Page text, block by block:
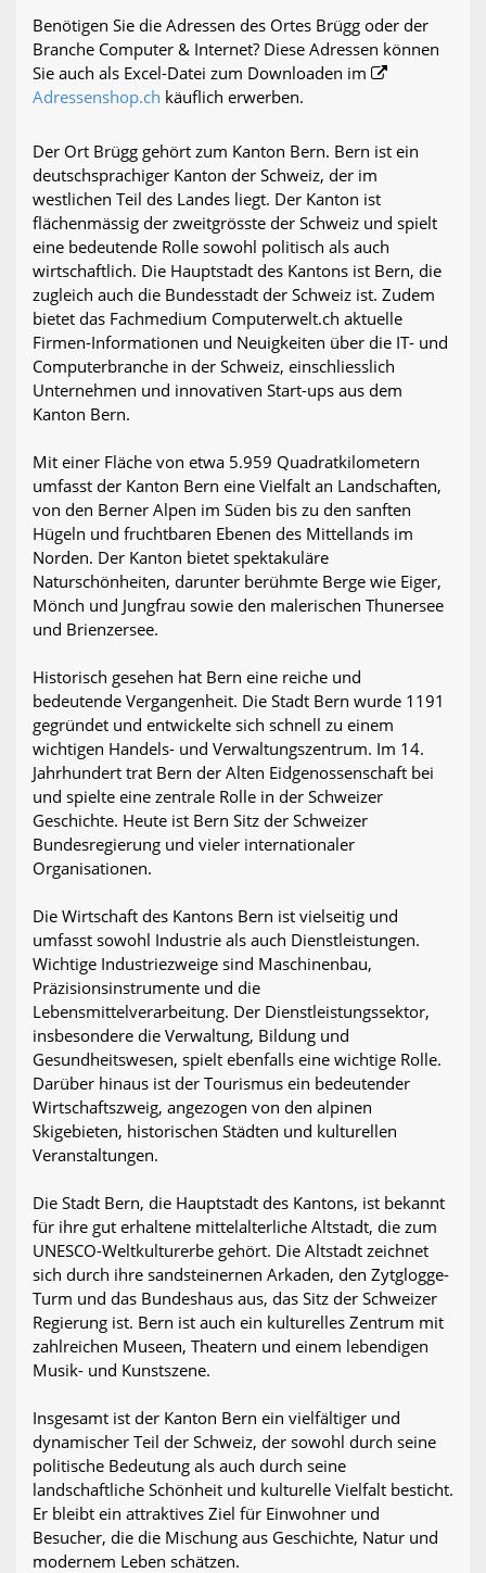
Benötigen Sie die Adressen des Ortes Brügg oder der
Branche Computer & Internet? Diese Adressen können
Sie auch als Excel-Datei zum Downloaden im
Adressenshop.ch käuflich erwerben.
Der Ort Brügg gehört zum Kanton Bern. Bern ist ein
deutschsprachiger Kanton der Schweiz, der im
westlichen Teil des Landes liegt. Der Kanton ist
flächenmässig der zweitgrösste der Schweiz und spielt
eine bedeutende Rolle sowohl politisch als auch
wirtschaftlich. Die Hauptstadt des Kantons ist Bern, die
zugleich auch die Bundesstadt der Schweiz ist. Zudem
bietet das Fachmedium Computerwelt.ch aktuelle
Firmen-Informationen und Neuigkeiten über die IT- und
Computerbranche in der Schweiz, einschliesslich
Unternehmen und innovativen Start-ups aus dem
Kanton Bern.
Mit einer Fläche von etwa 5.959 Quadratkilometern
umfasst der Kanton Bern eine Vielfalt an Landschaften,
von den Berner Alpen im Süden bis zu den sanften
Hügeln und fruchtbaren Ebenen des Mittellands im
Norden. Der Kanton bietet spektakuläre
Naturschönheiten, darunter berühmte Berge wie Eiger,
Mönch und Jungfrau sowie den malerischen Thunersee
und Brienzersee.
Historisch gesehen hat Bern eine reiche und
bedeutende Vergangenheit. Die Stadt Bern wurde 1191
gegründet und entwickelte sich schnell zu einem
wichtigen Handels- und Verwaltungszentrum. Im 14.
Jahrhundert trat Bern der Alten Eidgenossenschaft bei
und spielte eine zentrale Rolle in der Schweizer
Geschichte. Heute ist Bern Sitz der Schweizer
Bundesregierung und vieler internationaler
Organisationen.
Die Wirtschaft des Kantons Bern ist vielseitig und
umfasst sowohl Industrie als auch Dienstleistungen.
Wichtige Industriezweige sind Maschinenbau,
Präzisionsinstrumente und die
Lebensmittelverarbeitung. Der Dienstleistungssektor,
insbesondere die Verwaltung, Bildung und
Gesundheitswesen, spielt ebenfalls eine wichtige Rolle.
Darüber hinaus ist der Tourismus ein bedeutender
Wirtschaftszweig, angezogen von den alpinen
Skigebieten, historischen Städten und kulturellen
Veranstaltungen.
Die Stadt Bern, die Hauptstadt des Kantons, ist bekannt
für ihre gut erhaltene mittelalterliche Altstadt, die zum
UNESCO-Weltkulturerbe gehört. Die Altstadt zeichnet
sich durch ihre sandsteinernen Arkaden, den Zytglogge-
Turm und das Bundeshaus aus, das Sitz der Schweizer
Regierung ist. Bern ist auch ein kulturelles Zentrum mit
zahlreichen Museen, Theatern und einem lebendigen
Musik- und Kunstszene.
Insgesamt ist der Kanton Bern ein vielfältiger und
dynamischer Teil der Schweiz, der sowohl durch seine
politische Bedeutung als auch durch seine
landschaftliche Schönheit und kulturelle Vielfalt besticht.
Er bleibt ein attraktives Ziel für Einwohner und
Besucher, die die Mischung aus Geschichte, Natur und
modernem Leben schätzen.